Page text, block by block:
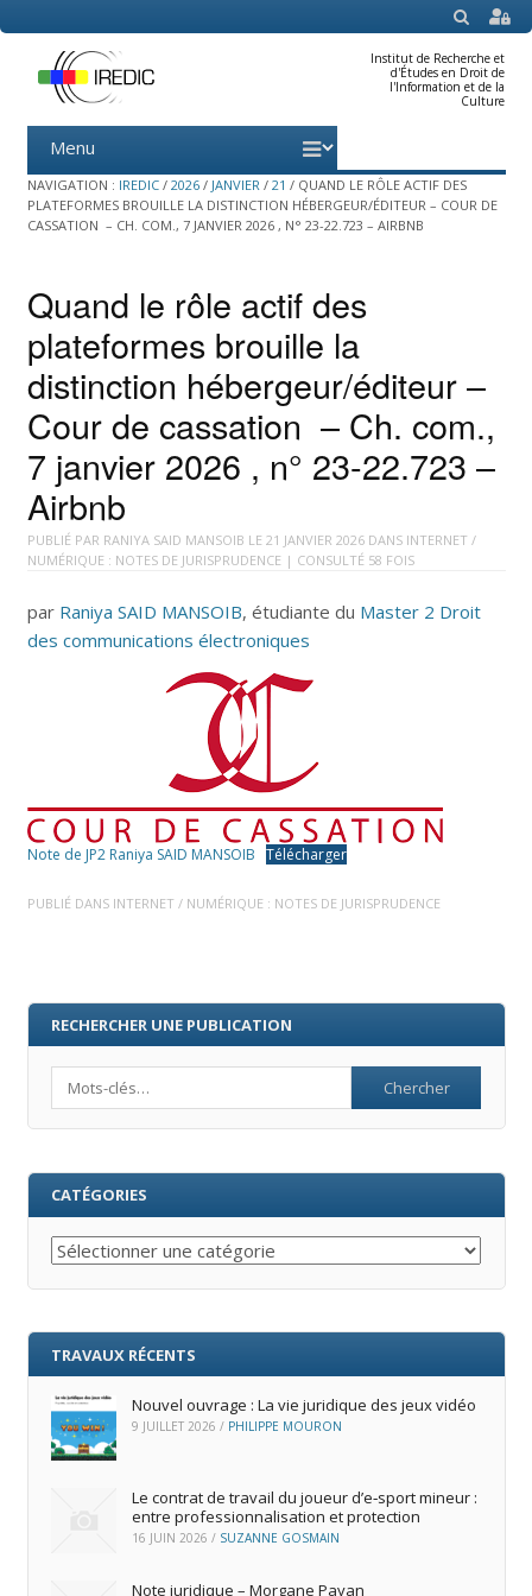
SEARCH
Institut de Recherche et
d'Études en Droit de
l'Information et de la
Culture
Menu
content
NAVIGATION : IREDIC / 2026 / JANVIER / 21 / QUAND LE RÔLE ACTIF DES
PLATEFORMES BROUILLE LA DISTINCTION HÉBERGEUR/ÉDITEUR – COUR DE
CASSATION – CH. COM., 7 JANVIER 2026 , N° 23-22.723 – AIRBNB
Quand le rôle actif des
plateformes brouille la
distinction hébergeur/éditeur –
Cour de cassation – Ch. com.,
7 janvier 2026 , n° 23-22.723 –
Airbnb
PUBLIÉ PAR RANIYA SAID MANSOIB LE 21 JANVIER 2026DANS INTERNET /
NUMÉRIQUE : NOTES DE JURISPRUDENCE | CONSULTÉ 58 FOIS
par Raniya SAID MANSOIB, étudiante du Master 2 Droit
des communications électroniques
Note de JP2 Raniya SAID MANSOIB Télécharger
PUBLIÉ DANS INTERNET / NUMÉRIQUE : NOTES DE JURISPRUDENCE
RECHERCHER UNE PUBLICATION
CATÉGORIES
Catégories
TRAVAUX RÉCENTS
Nouvel ouvrage : La vie juridique des jeux vidéo
9 JUILLET 2026 / PHILIPPE MOURON
Le contrat de travail du joueur d’e‑sport mineur :
entre professionnalisation et protection
16 JUIN 2026 / SUZANNE GOSMAIN
Note juridique – Morgane Payan